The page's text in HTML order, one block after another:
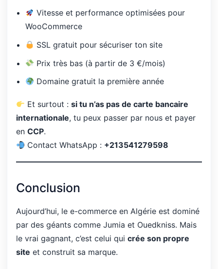
Vitesse et performance optimisées pour
WooCommerce
SSL gratuit pour sécuriser ton site
Prix très bas (à partir de 3 €/mois)
Domaine gratuit la première année
Et surtout :si tu n’as pas de carte bancaire
internationale, tu peux passer par nous et payer
en CCP.
Contact WhatsApp : +213541279598
Conclusion
Aujourd’hui, le e-commerce en Algérie est dominé
par des géants comme Jumia et Ouedkniss. Mais
le vrai gagnant, c’est celui qui crée son propre
site et construit sa marque.